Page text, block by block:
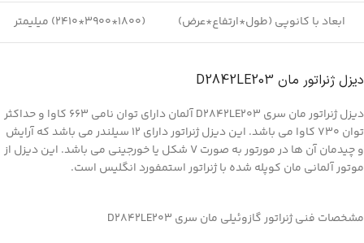
ابعاد با کانوپی (طول*ارتفاع*عرض) (1800*3900*2410) میلیمتر
دیزل ژنراتور مان D2842LE203
دیزل ژنراتور مان سری D2842LE203 آلمان دارای توان نامی 663 کاوا و حداکثر
توان 730 کاوا می باشد. این دیزل ژنراتور دارای 12 سیلندر می باشد که آرایش
و چیدمان آن ها در مورتور به صورت V شکل یا خورجینی می باشد. این دیزل از
موتور آلمانی مان کوپله شده با ژنراتور استمفورد انگلیس است.
مشخصات فنی ژنراتور گازوئیلی مان سری D2842LE203